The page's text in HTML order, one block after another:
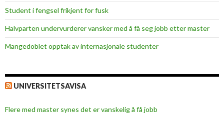
Student i fengsel frikjent for fusk
Halvparten undervurderer vansker med å få seg jobb etter master
Mangedoblet opptak av internasjonale studenter
UNIVERSITETSAVISA
Flere med master synes det er vanskelig å få jobb